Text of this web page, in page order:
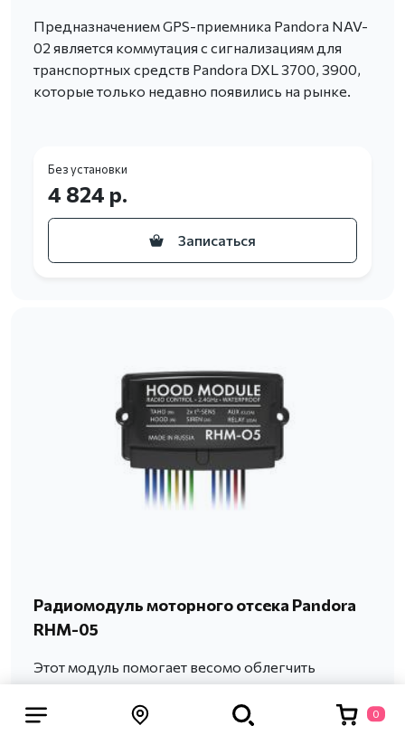
Предназначением GPS-приемника Pandora NAV-
02 является коммутация с сигнализациям для
транспортных средств Pandora DXL 3700, 3900,
которые только недавно появились на рынке.
Без установки
4 824 р.
Записаться
Радиомодуль моторного отсека Pandora
RHM-05
Этот модуль помогает весомо облегчить
установку охранных систем.
0